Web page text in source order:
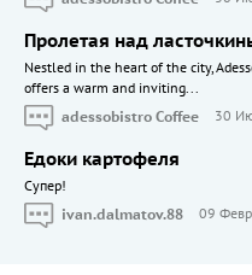
Пролетая над
Nestled in the heart of the city,
offers a warm and inviting...
adessobistro Coffee
30
Едоки картофеля
Cупер!
ivan.dalmatov.88
09